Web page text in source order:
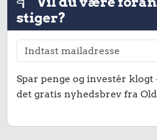
stiger?
Spar penge og investér
det gratis nyhedsbrev fra